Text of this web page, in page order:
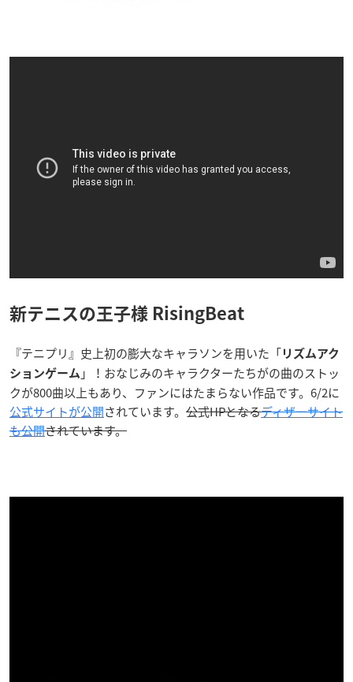
新テニスの王子様 RisingBeat
『テニプリ』史上初の膨大なキャラソンを用いた「 リズムアク
ションゲーム 」！おなじみのキャラクターたちがの曲のストッ
クが800曲以上もあり、ファンにはたまらない作品です。6/2に
公式サイトが公開されています。 公式HPとなるディザーサイト
も公開されています。